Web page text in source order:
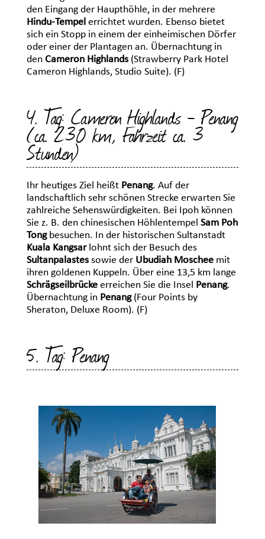
den Eingang der Haupthöhle, in der mehrere
Hindu-Tempelerrichtet wurden. Ebenso bietet
sich ein Stopp in einem der einheimischen Dörfer
oder einer der Plantagen an. Übernachtung in
den Cameron Highlands(Strawberry Park Hotel
Cameron Highlands, Studio Suite). (F)
4. Tag: Cameron Highlands - Penang
(ca. 230 km, Fahrzeit ca. 3
Stunden)
Ihr heutiges Ziel heißt Penang. Auf der
landschaftlich sehr schönen Strecke erwarten Sie
zahlreiche Sehenswürdigkeiten. Bei Ipoh können
Sie z. B. den chinesischen Höhlentempel Sam Poh
Tongbesuchen. In der historischen Sultanstadt
Kuala Kangsarlohnt sich der Besuch des
Sultanpalastessowie der Ubudiah Moscheemit
ihren goldenen Kuppeln. Über eine 13,5 km lange
Schrägseilbrückeerreichen Sie die Insel Penang.
Übernachtung in Penang(Four Points by
Sheraton, Deluxe Room). (F)
5. Tag: Penang